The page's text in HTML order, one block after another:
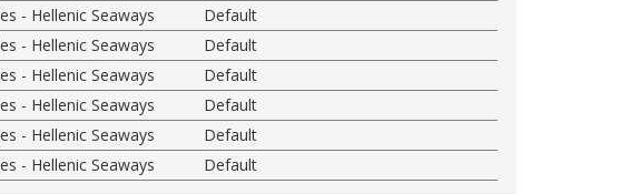
- Hellenic Seaways
Default
- Hellenic Seaways
Default
- Hellenic Seaways
Default
- Hellenic Seaways
Default
- Hellenic Seaways
Default
- Hellenic Seaways
Default